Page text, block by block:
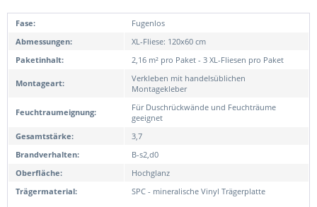
Fase:
Fugenlos
Abmessungen:
XL-Fliese: 120x60 cm
Paketinhalt:
2,16 m² pro Paket - 3 XL-Fliesen pro Paket
Montageart:
Verkleben mit handelsüblichen
Montagekleber
Feuchtraumeignung:
Für Duschrückwände und Feuchträume
geeignet
Gesamtstärke:
3,7
Brandverhalten:
B-s2,d0
Oberfläche:
Hochglanz
Trägermaterial:
SPC - mineralische Vinyl Trägerplatte